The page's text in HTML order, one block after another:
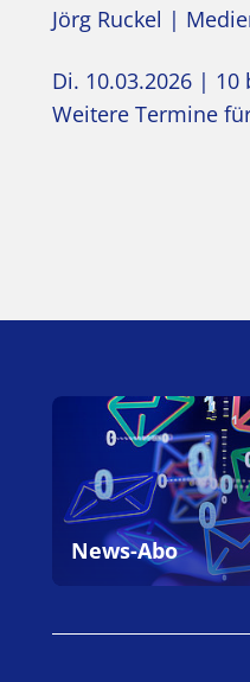
Jörg Ruckel |
Di. 10.03.2026 |
Weitere Termine
News-Abo